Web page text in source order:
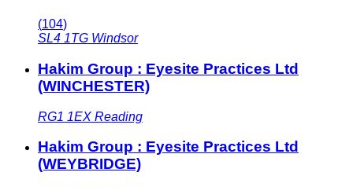
(104)
SL4 1TG Windsor
Hakim Group : Eyesite Practices Ltd
(WINCHESTER)
RG1 1EX Reading
Hakim Group : Eyesite Practices Ltd
(WEYBRIDGE)